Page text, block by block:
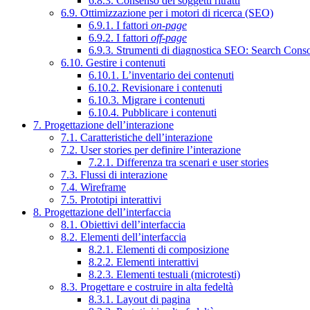
6.9. Ottimizzazione per i motori di ricerca (SEO)
6.9.1. I fattori on-page
6.9.2. I fattori off-page
6.9.3. Strumenti di diagnostica SEO: Search
6.10. Gestire i contenuti
6.10.1. L’inventario dei contenuti
6.10.2. Revisionare i contenuti
6.10.3. Migrare i contenuti
6.10.4. Pubblicare i contenuti
7. Progettazione dell’interazione
7.1. Caratteristiche dell’interazione
7.2. User stories per definire l’interazione
7.2.1. Differenza tra scenari e user stories
7.3. Flussi di interazione
7.4. Wireframe
7.5. Prototipi interattivi
8. Progettazione dell’interfaccia
8.1. Obiettivi dell’interfaccia
8.2. Elementi dell’interfaccia
8.2.1. Elementi di composizione
8.2.2. Elementi interattivi
8.2.3. Elementi testuali (microtesti)
8.3. Progettare e costruire in alta fedeltà
8.3.1. Layout di pagina